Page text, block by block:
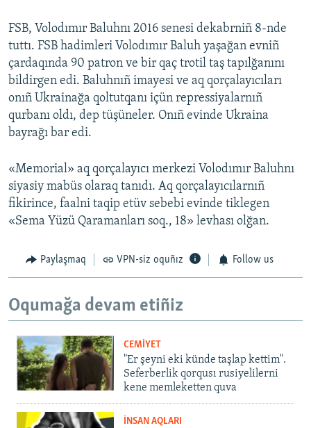
FSB, Volodımır Baluhnı 2016 senesi dekabrniñ 8-nde
tuttı. FSB hadimleri Volodımır Baluh yaşağan evniñ
çardaqında 90 patron ve bir qaç trotil taş tapılğanını
bildirgen edi. Baluhnıñ imayesi ve aq qorçalayıcıları
onıñ Ukrainağa qoltutqanı içün repressiyalarnıñ
qurbanı oldı, dep tüşüneler. Onıñ evinde Ukraina
bayrağı bar edi.
«Memorial» aq qorçalayıcı merkezi Volodımır Baluhnı
siyasiy mabüs olaraq tanıdı. Aq qorçalayıcılarnıñ
fikirince, faalni taqip etüv sebebi evinde tiklegen
«Sema Yüzü Qaramanları soq., 18» levhası olğan.
Paylaşmaq VPN-siz oquñız Follow us
Oqumağa devam etiñiz
CEMİYET
"Er şeyni eki künde taşlap kettim".
Seferberlik qorqusı rusiyelilerni
kene memleketten quva
İNSAN AQLARI